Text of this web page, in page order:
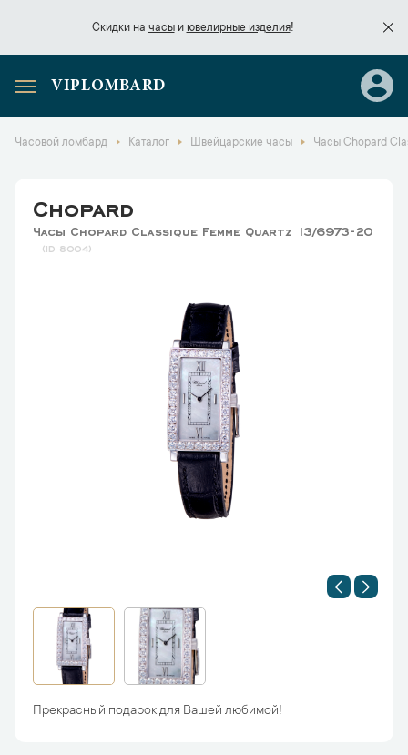
Скидки на часыи ювелирные изделия!
Скидки начасы
VIPLOMBARD
Часовой ломбард Каталог Швейцарские часы Часы Chopard
Chopard
Часы Chopard Classique Femme Quartz 13/6973-20
8004
Прекрасный подарок для Вашей любимой!